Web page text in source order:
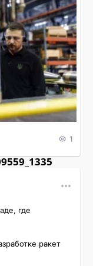
1
где
ракет